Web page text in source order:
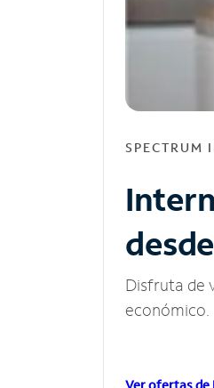
SPECTRUM
Disfruta de
económico.